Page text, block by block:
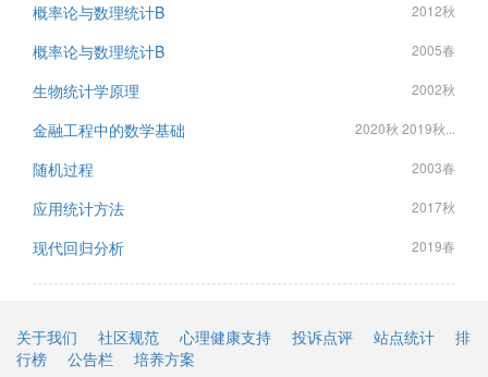
概率论与数理统计B 2012秋
概率论与数理统计B 2005春
生物统计学原理 2002秋
金融工程中的数学基础 2020秋 2019秋...
随机过程 2003春
应用统计方法 2017秋
现代回归分析 2019春
关于我们 社区规范 心理健康支持 投诉点评 站点统计
排
行榜
公告栏 培养方案